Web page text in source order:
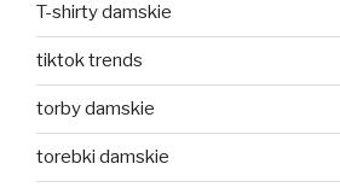
T-shirty damskie
tiktok trends
torby damskie
torebki damskie